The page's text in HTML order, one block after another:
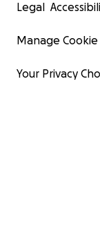
Legal
Manage
Your Privacy